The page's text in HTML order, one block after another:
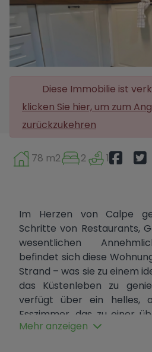
Diese Immobilie ist
klicken Sie hier, um zum
zurückzukehren
78 m2 2 1
Im Herzen von Calpe
Schritte von Restaurants,
wesentlichen
befindet sich diese
Strand – was sie zu einem
das Küstenleben zu
verfügt über ein helles,
Esszimmer, das zu einer
mit sweeping Ausblick
Mehr anzeigen